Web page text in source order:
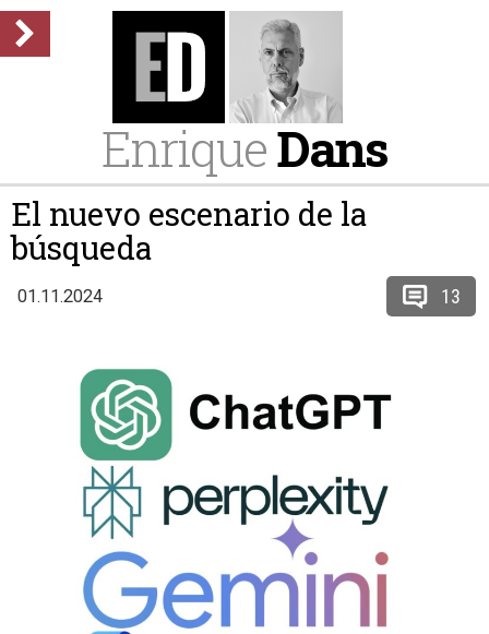
EnriqueDans
El nuevo escenario de la
búsqueda
01.11.2024 13